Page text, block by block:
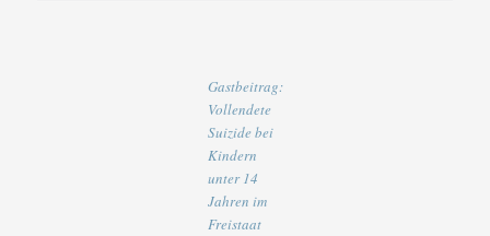
Gastbeitrag:
Vollendete
Suizide bei
Kindern
unter 14
Jahren im
Freistaat